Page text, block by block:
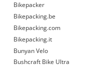
Bikepacker
Bikepacking.be
Bikepacking.com
Bikepacking.it
Bunyan Velo
Bushcraft Bike Ultra